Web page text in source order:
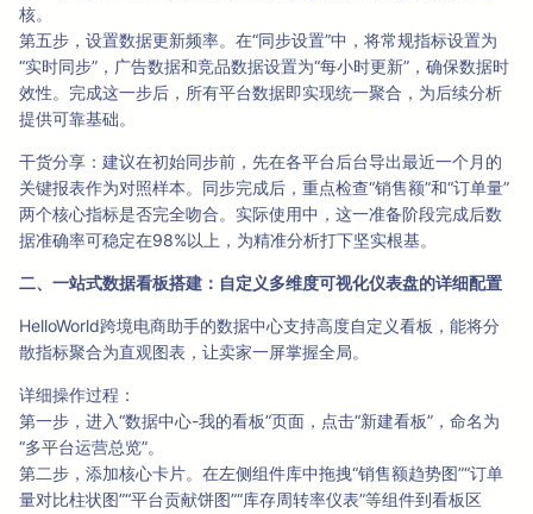
核。
第五步，设置数据更新频率。在“同步设置”中，将常规指标设置为
“实时同步”，广告数据和竞品数据设置为“每小时更新”，确保数据时
效性。完成这一步后，所有平台数据即实现统一聚合，为后续分析
提供可靠基础。
干货分享：建议在初始同步前，先在各平台后台导出最近一个月的
关键报表作为对照样本。同步完成后，重点检查“销售额”和“订单量”
两个核心指标是否完全吻合。实际使用中，这一准备阶段完成后数
据准确率可稳定在98%以上，为精准分析打下坚实根基。
二、一站式数据看板搭建：自定义多维度可视化仪表盘的详细配置
HelloWorld跨境电商助手的数据中心支持高度自定义看板，能将分
散指标聚合为直观图表，让卖家一屏掌握全局。
详细操作过程：
第一步，进入“数据中心-我的看板”页面，点击“新建看板”，命名为
“多平台运营总览”。
第二步，添加核心卡片。在左侧组件库中拖拽“销售额趋势图”“订单
量对比柱状图”“平台贡献饼图”“库存周转率仪表”等组件到看板区